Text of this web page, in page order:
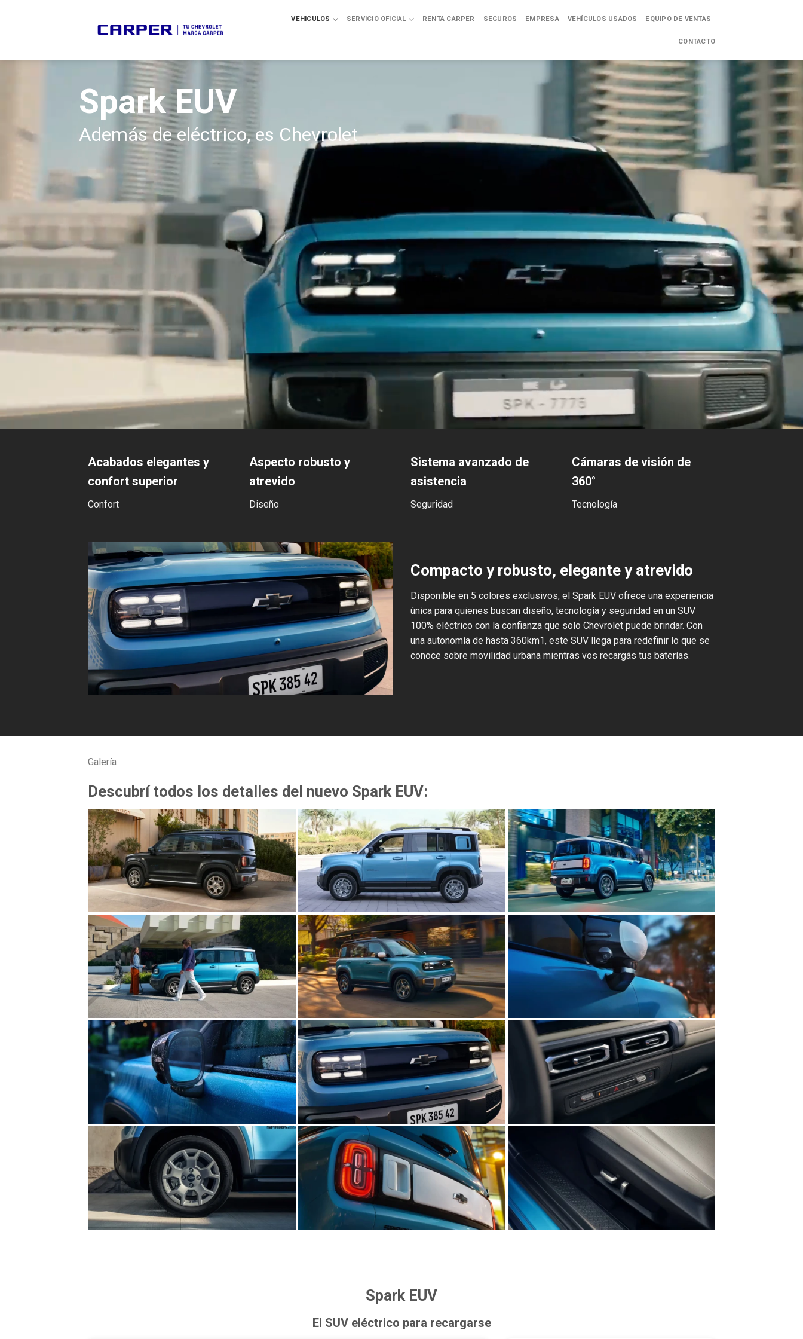
VEHICULOS SERVICIO OFICIAL RENTA CARPER SEGUROS EMPRESA VEHÍCULOS USADOS EQUIPO DE VENTAS
CONTACTO
Spark EUV
Además de eléctrico, es Chevrolet
Acabados elegantes y
confort superior
Confort
Aspecto robusto y
atrevido
Diseño
Sistema avanzado de
asistencia
Seguridad
Cámaras de visión de
360°
Tecnología
Compacto y robusto, elegante y atrevido
Disponible en 5 colores exclusivos, el Spark EUV ofrece una experiencia
única para quienes buscan diseño, tecnología y seguridad en un SUV
100% eléctrico con la confianza que solo Chevrolet puede brindar. Con
una autonomía de hasta 360km1, este SUV llega para redefinir lo que se
conoce sobre movilidad urbana mientras vos recargás tus baterías.
Galería
Descubrí todos los detalles del nuevo Spark EUV:
Spark EUV
El SUV eléctrico para recargarse